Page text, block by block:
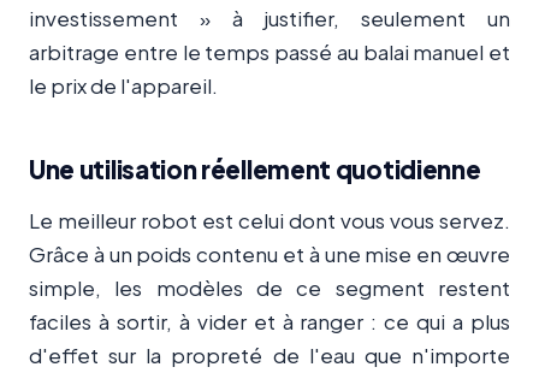
investissement » à justifier, seulement un
arbitrage entre le temps passé au balai manuel et
le prix de l'appareil.
Une utilisation réellement quotidienne
Le meilleur robot est celui dont vous vous servez.
Grâce à un poids contenu et à une mise en œuvre
simple, les modèles de ce segment restent
faciles à sortir, à vider et à ranger : ce qui a plus
d'effet sur la propreté de l'eau que n'importe